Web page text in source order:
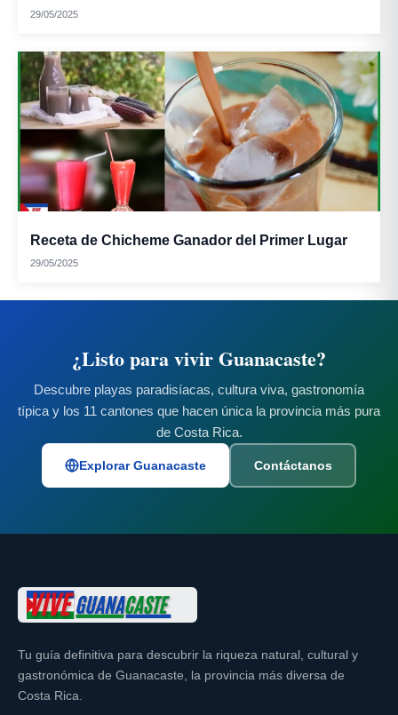
29/05/2025
Receta de Chicheme Ganador del Primer Lugar
29/05/2025
¿Listo para vivir Guanacaste?
Descubre playas paradisíacas, cultura viva, gastronomía
típica y los 11 cantones que hacen única la provincia más pura
de Costa Rica.
Explorar Guanacaste Contáctanos
Tu guía definitiva para descubrir la riqueza natural, cultural y
gastronómica de Guanacaste, la provincia más diversa de
Costa Rica.